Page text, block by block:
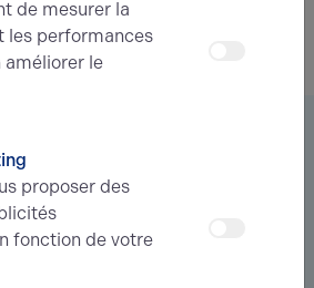
CLIENTS
immobilier ?
à nos experts et soyez prévenus des
première correspondant à votre
de mesurer la
les performances
améliorer le
proposer des
fonction de votre